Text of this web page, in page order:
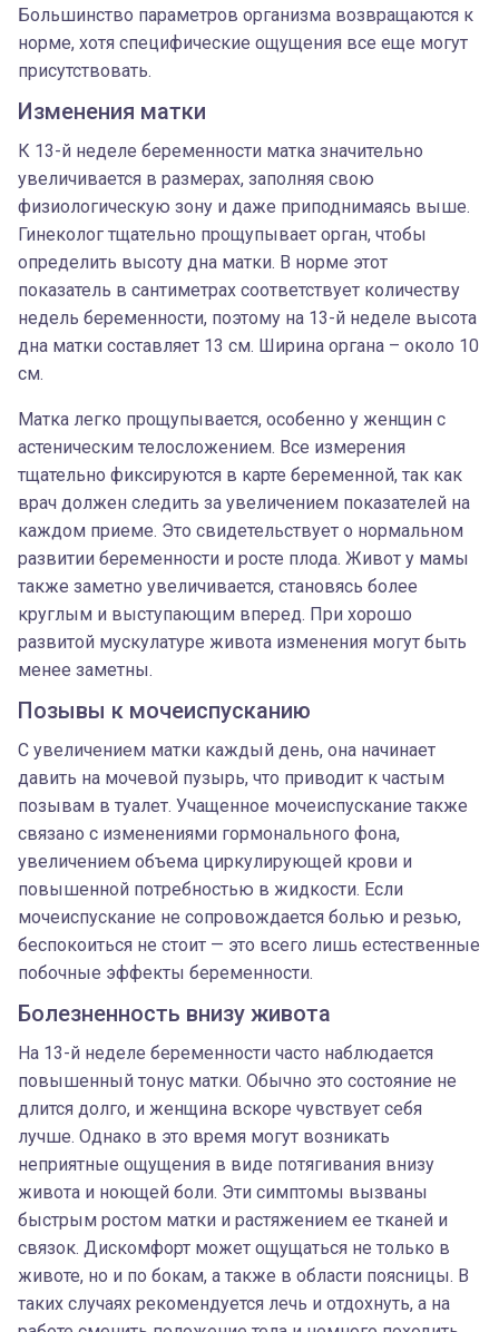
Большинство параметров организма возвращаются к
норме, хотя специфические ощущения все еще могут
присутствовать.
Изменения матки
К 13-й неделе беременности матка значительно
увеличивается в размерах, заполняя свою
физиологическую зону и даже приподнимаясь выше.
Гинеколог тщательно прощупывает орган, чтобы
определить высоту дна матки. В норме этот
показатель в сантиметрах соответствует количеству
недель беременности, поэтому на 13-й неделе высота
дна матки составляет 13 см. Ширина органа – около 10
см.
Матка легко прощупывается, особенно у женщин с
астеническим телосложением. Все измерения
тщательно фиксируются в карте беременной, так как
врач должен следить за увеличением показателей на
каждом приеме. Это свидетельствует о нормальном
развитии беременности и росте плода. Живот у мамы
также заметно увеличивается, становясь более
круглым и выступающим вперед. При хорошо
развитой мускулатуре живота изменения могут быть
менее заметны.
Позывы к мочеиспусканию
С увеличением матки каждый день, она начинает
давить на мочевой пузырь, что приводит к частым
позывам в туалет. Учащенное мочеиспускание также
связано с изменениями гормонального фона,
увеличением объема циркулирующей крови и
повышенной потребностью в жидкости. Если
мочеиспускание не сопровождается болью и резью,
беспокоиться не стоит — это всего лишь естественные
побочные эффекты беременности.
Болезненность внизу живота
На 13-й неделе беременности часто наблюдается
повышенный тонус матки. Обычно это состояние не
длится долго, и женщина вскоре чувствует себя
лучше. Однако в это время могут возникать
неприятные ощущения в виде потягивания внизу
живота и ноющей боли. Эти симптомы вызваны
быстрым ростом матки и растяжением ее тканей и
связок. Дискомфорт может ощущаться не только в
животе, но и по бокам, а также в области поясницы. В
таких случаях рекомендуется лечь и отдохнуть, а на